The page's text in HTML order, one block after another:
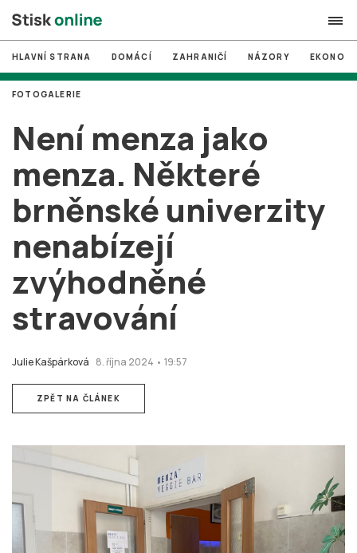
search
# MUNI
# Brno
# volby
login PŘIHLÁSIT SE
Zapomněli jste heslo?
HLAVNÍ STRANA DOMÁCÍ ZAHRANIČÍ NÁZORY
Není menza jako
menza. Některé
brněnské univerzity
nenabízejí
zvýhodněné
stravování
Julie Kašpárková 8. října 2024 • 19:57
FOTOGALERIE
ZPĚT NA ČLÁNEK